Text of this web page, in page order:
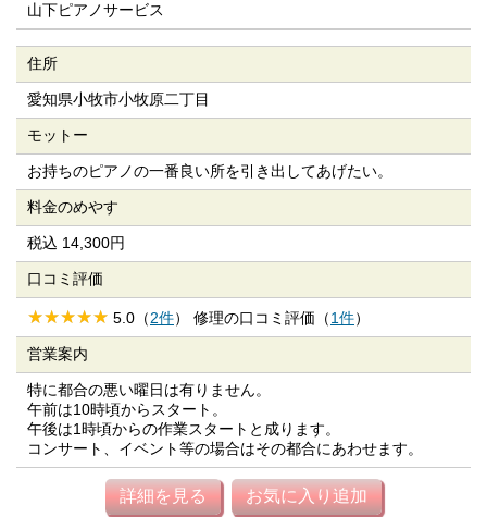
山下ピアノサービス
住所
愛知県小牧市小牧原二丁目
モットー
お持ちのピアノの一番良い所を引き出してあげたい。
料金のめやす
税込 14,300円
口コミ評価
5.0（2件） 修理の口コミ評価（1件）
営業案内
特に都合の悪い曜日は有りません。
午前は10時頃からスタート。
午後は1時頃からの作業スタートと成ります。
コンサート、イベント等の場合はその都合にあわせます。
詳細を見る お気に入り追加